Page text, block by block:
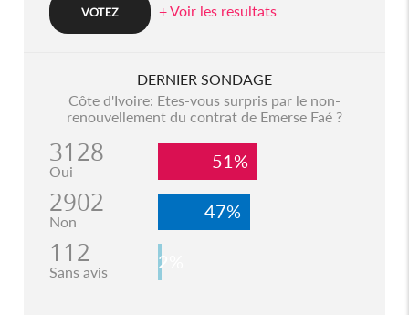
+ Voir les resultats
DERNIER SONDAGE
Côte d'Ivoire: Etes-vous surpris par le non-
renouvellement du contrat de Emerse Faé ?
3128
Oui 51%
2902
Non 47%
112
Sans avis 2%